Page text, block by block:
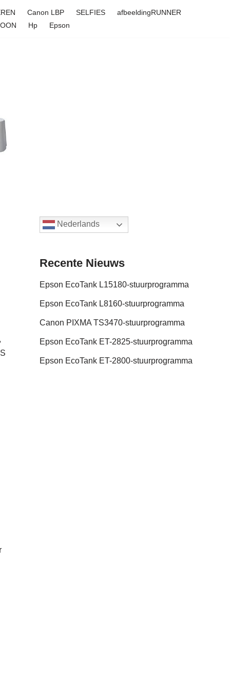
Canon LBP SELFIES
afbeeldingRUNNER
Hp Epson
Nederlands
Recente Nieuws
Epson EcoTank L15180-stuurprogramma
Epson EcoTank L8160-stuurprogramma
Canon PIXMA TS3470-stuurprogramma
Epson EcoTank ET-2825-stuurprogramma
Epson EcoTank ET-2800-stuurprogramma